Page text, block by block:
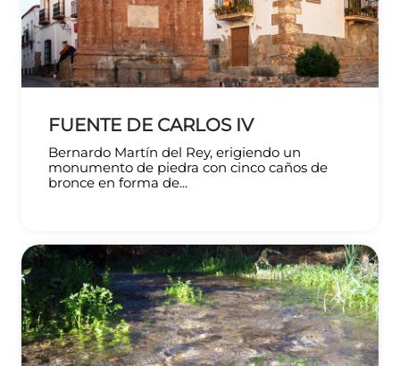
FUENTE DE CARLOS IV
Bernardo Martín del Rey, erigiendo un
monumento de piedra con cinco caños de
bronce en forma de...